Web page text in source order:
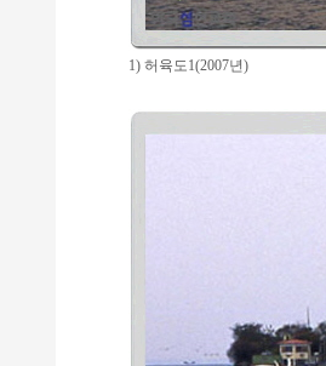
1) 허육도1(2007년)